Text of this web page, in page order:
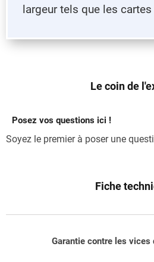
largeur tels que les
Le coin de
Posez vos questions ici !
Soyez le premier à poser une
Fiche
Garantie contre les vices